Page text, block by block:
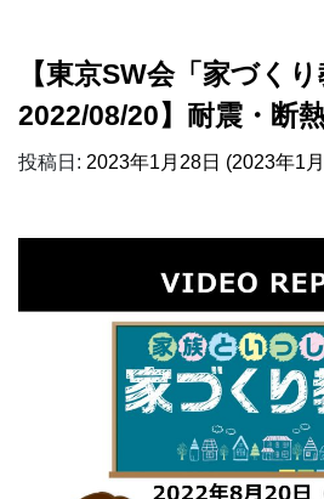
【東京SW会「家づくり
2022/08/20】耐震・断
投稿日: 2023年1月28日 (2023年1